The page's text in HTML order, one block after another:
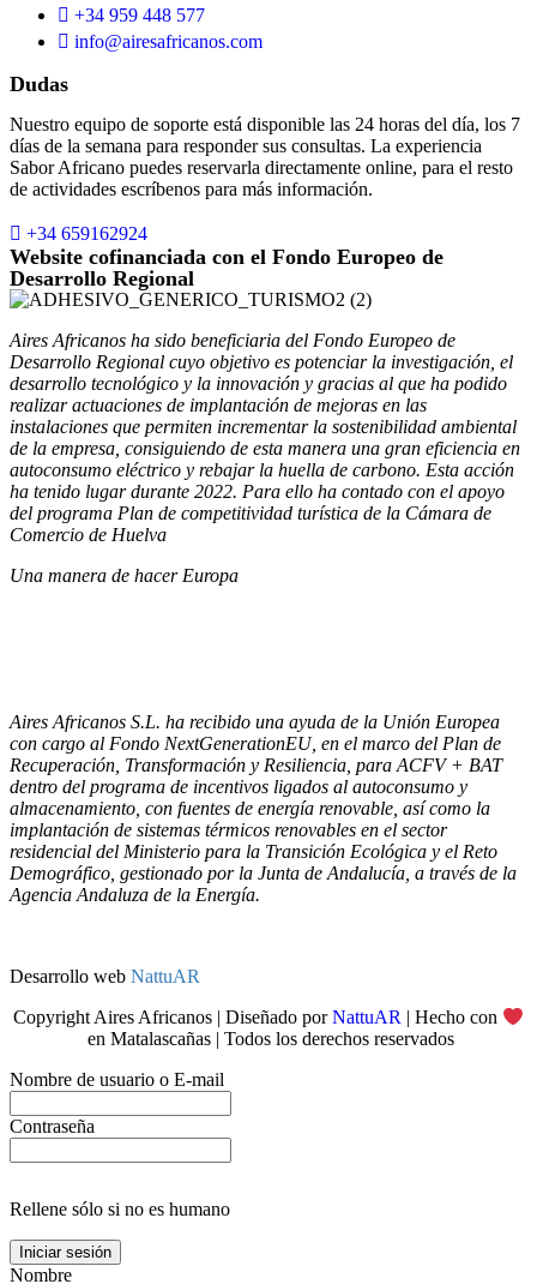
+34 959 448 577
info@airesafricanos.com
Dudas
Nuestro equipo de soporte está disponible las 24 horas del día, los 7
días de la semana para responder sus consultas. La experiencia
Sabor Africano puedes reservarla directamente online, para el resto
de actividades escríbenos para más información.
+34 659162924
Website cofinanciada con el Fondo Europeo de
Desarrollo Regional
Aires Africanos ha sido beneficiaria del Fondo Europeo de
Desarrollo Regional cuyo objetivo es potenciar la investigación, el
desarrollo tecnológico y la innovación y gracias al que ha podido
realizar actuaciones de implantación de mejoras en las
instalaciones que permiten incrementar la sostenibilidad ambiental
de la empresa, consiguiendo de esta manera una gran eficiencia en
autoconsumo eléctrico y rebajar la huella de carbono. Esta acción
ha tenido lugar durante 2022. Para ello ha contado con el apoyo
del programa Plan de competitividad turística de la Cámara de
Comercio de Huelva
Una manera de hacer Europa
Aires Africanos S.L. ha recibido una ayuda de la Unión Europea
con cargo al Fondo NextGenerationEU, en el marco del Plan de
Recuperación, Transformación y Resiliencia, para ACFV + BAT
dentro del programa de incentivos ligados al autoconsumo y
almacenamiento, con fuentes de energía renovable, así como la
implantación de sistemas térmicos renovables en el sector
residencial del Ministerio para la Transición Ecológica y el Reto
Demográfico, gestionado por la Junta de Andalucía, a través de la
Agencia Andaluza de la Energía.
Desarrollo web NattuAR
Copyright Aires Africanos | Diseñado porNattuAR | Hecho con
en Matalascañas | Todos los derechos reservados
Nombre de usuario o E-mail
Contraseña
Rellene sólo si no es humano
Nombre